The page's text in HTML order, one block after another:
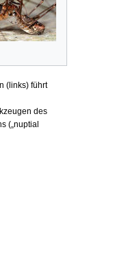
(links) führt
des
(„nuptial